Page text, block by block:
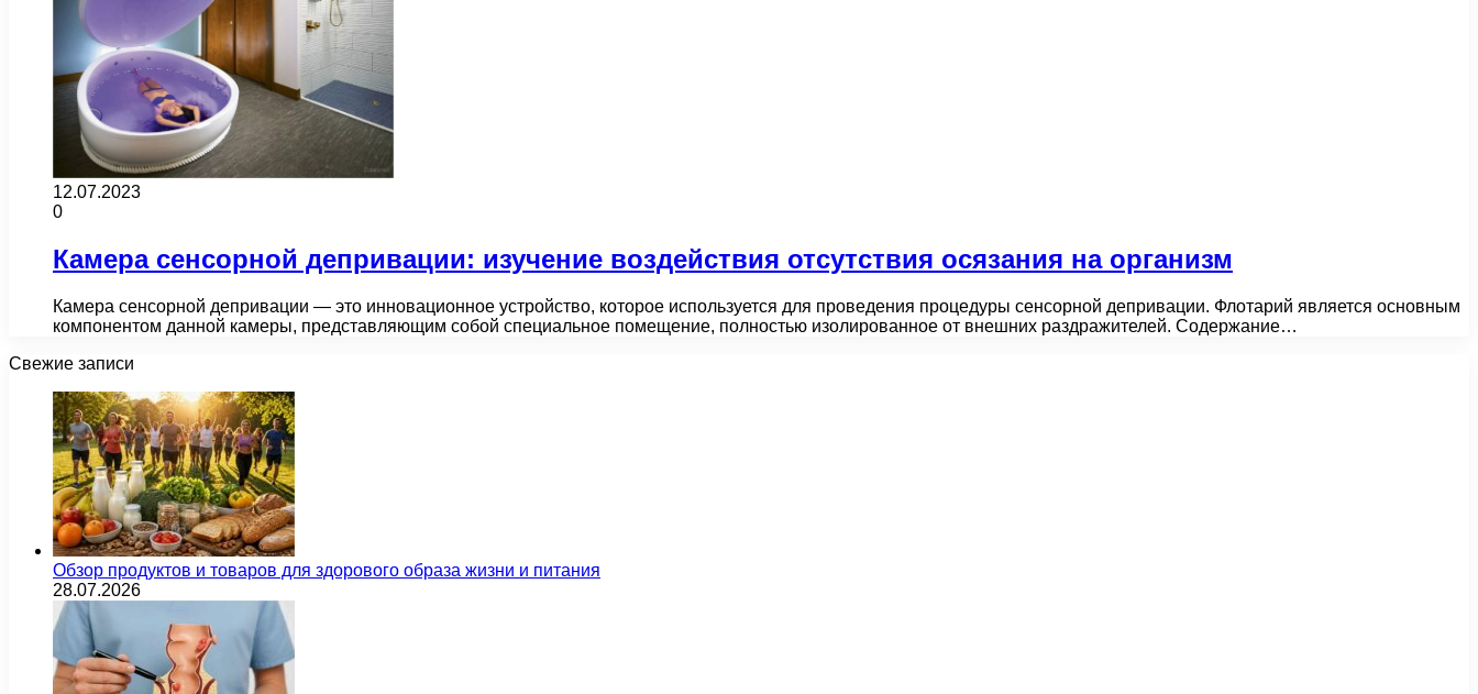
12.07.2023
0
Камера сенсорной депривации: изучение воздействия отсутствия осязания на организм
Камера сенсорной депривации — это инновационное устройство, которое используется для проведения процедуры сенсорной депривации. Флотарий является основным
компонентом данной камеры, представляющим собой специальное помещение, полностью изолированное от внешних раздражителей. Содержание…
Свежие записи
Обзор продуктов и товаров для здорового образа жизни и питания
28.07.2026